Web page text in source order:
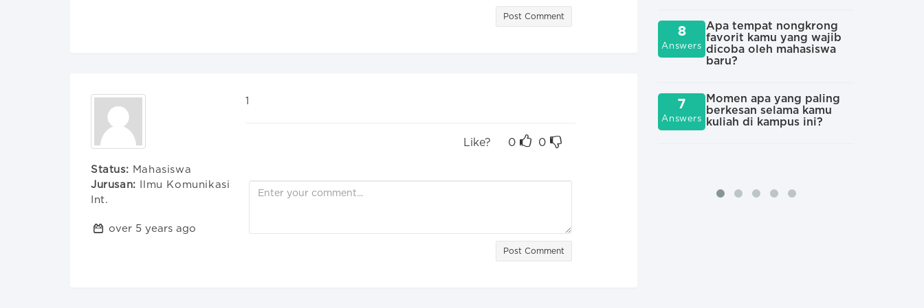
Post Comment
Status: Mahasiswa
Jurusan: Ilmu Komunikasi
Int.
over 5 years ago
1
Like? 0 0
Post Comment
8
Answers
Apa tempat nongkrong
favorit kamu yang wajib
dicoba oleh mahasiswa
baru?
7
Answers
Momen apa yang paling
berkesan selama kamu
kuliah di kampus ini?